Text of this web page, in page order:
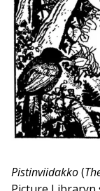
Pistinviidakko(